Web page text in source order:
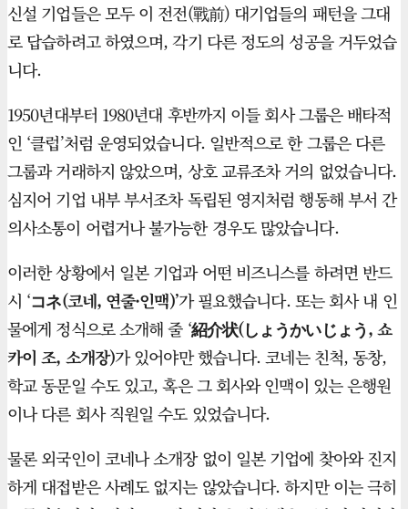
신설 기업들은 모두 이 전전(戰前) 대기업들의 패턴을 그대
로 답습하려고 하였으며, 각기 다른 정도의 성공을 거두었습
니다.
1950년대부터 1980년대 후반까지 이들 회사 그룹은 배타적
인 ‘클럽’처럼 운영되었습니다. 일반적으로 한 그룹은 다른
그룹과 거래하지 않았으며, 상호 교류조차 거의 없었습니다.
심지어 기업 내부 부서조차 독립된 영지처럼 행동해 부서 간
의사소통이 어렵거나 불가능한 경우도 많았습니다.
이러한 상황에서 일본 기업과 어떤 비즈니스를 하려면 반드
시 ‘コネ(코네, 연줄·인맥)’가 필요했습니다. 또는 회사 내 인
물에게 정식으로 소개해 줄 ‘紹介状(しょうかいじょう, 쇼
카이 조, 소개장)가 있어야만 했습니다. 코네는 친척, 동창,
학교 동문일 수도 있고, 혹은 그 회사와 인맥이 있는 은행원
이나 다른 회사 직원일 수도 있었습니다.
물론 외국인이 코네나 소개장 없이 일본 기업에 찾아와 진지
하게 대접받은 사례도 없지는 않았습니다. 하지만 이는 극히